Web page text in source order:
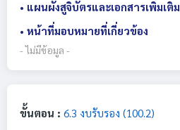
• แผนผังสูจิบัตรและเอกสารเพิ่มเติม
• หน้าที่มอบหมายที่เกี่ยวข้อง
- ไม่มีข้อมูล -
ขั้นตอน : 6.3 งบรับรอง (100.2)